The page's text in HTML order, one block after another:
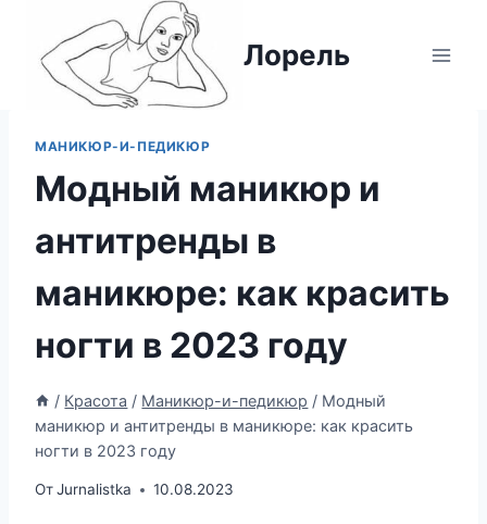
содержимому
Лорель
МАНИКЮР-И-ПЕДИКЮР
Модный маникюр и
антитренды в
маникюре: как красить
ногти в 2023 году
/ Красота / Маникюр-и-педикюр / Модный
маникюр и антитренды в маникюре: как красить
ногти в 2023 году
ОтJurnalistka 10.08.2023